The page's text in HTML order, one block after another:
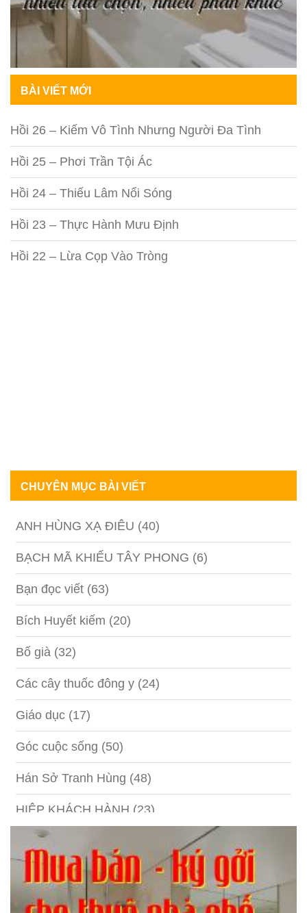
BÀI VIẾT MỚI
Hồi 26 – Kiếm Vô Tình Nhưng Người Đa Tình
Hồi 25 – Phơi Trần Tội Ác
Hồi 24 – Thiếu Lâm Nổi Sóng
Hồi 23 – Thực Hành Mưu Định
Hồi 22 – Lừa Cọp Vào Tròng
CHUYÊN MỤC BÀI VIẾT
ANH HÙNG XẠ ĐIÊU (40)
BẠCH MÃ KHIẾU TÂY PHONG (6)
Bạn đọc viết (63)
Bích Huyết kiếm (20)
Bố già (32)
Các cây thuốc đông y (24)
Giáo dục (17)
Góc cuộc sống (50)
Hán Sở Tranh Hùng (48)
HIỆP KHÁCH HÀNH (23)
Hồng lâu mộng
(1)
Kỹ năng(18)